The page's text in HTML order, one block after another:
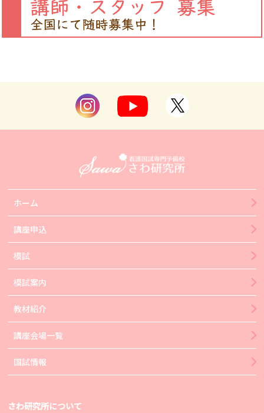
ホーム
講座申込
模試
模試案内
教材紹介
講座会場一覧
国試情報
さわ研究所について